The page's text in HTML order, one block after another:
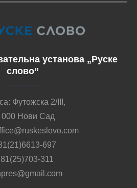
установа „Руске
слово”
Футожска 2/III,
000 Нови Сад
697
311